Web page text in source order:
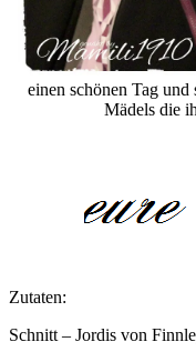
einen schönen Tag und
Mädels die
Zutaten:
Schnitt – Jordis von